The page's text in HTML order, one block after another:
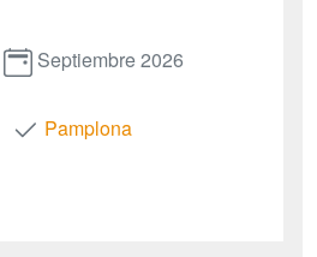
Septiembre 2026
Pamplona